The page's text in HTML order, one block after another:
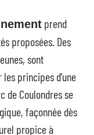
prend
proposées. Des
sont
principes d’une
de Coulondres se
façonnée dès
propice à